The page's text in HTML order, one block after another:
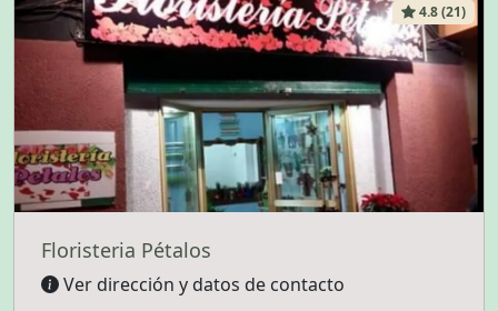
4.8 (21)
Floristeria Pétalos
Ver dirección y datos de contacto